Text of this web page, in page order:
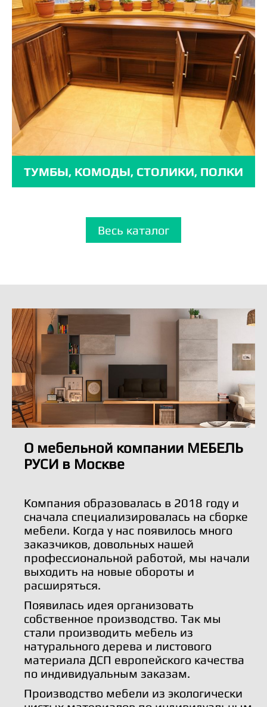
ТУМБЫ, КОМОДЫ, СТОЛИКИ, ПОЛКИ
Весь каталог
О мебельной компании МЕБЕЛЬ
РУСИ в Москве
Компания образовалась в 2018 году и
сначала специализировалась на сборке
мебели. Когда у нас появилось много
заказчиков, довольных нашей
профессиональной работой, мы начали
выходить на новые обороты и
расширяться.
Появилась идея организовать
собственное производство. Так мы
стали производить мебель из
натурального дерева и листового
материала ДСП европейского качества
по индивидуальным заказам.
Производство мебели из экологически